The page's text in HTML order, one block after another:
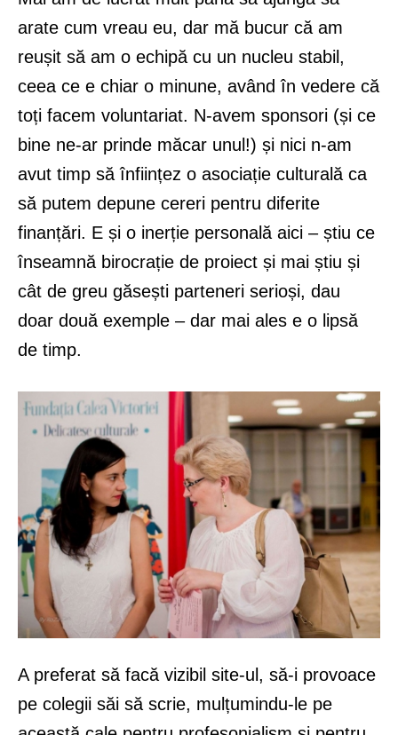
arate cum vreau eu, dar mă bucur că am
reușit să am o echipă cu un nucleu stabil,
ceea ce e chiar o minune, având în vedere că
toți facem voluntariat. N-avem sponsori (și ce
bine ne-ar prinde măcar unul!) și nici n-am
avut timp să înființez o asociație culturală ca
să putem depune cereri pentru diferite
finanțări. E și o inerție personală aici – știu ce
înseamnă birocrație de proiect și mai știu și
cât de greu găsești parteneri serioși, dau
doar două exemple – dar mai ales e o lipsă
de timp.
A preferat să facă vizibil site-ul, să-i provoace
pe colegii săi să scrie, mulțumindu-le pe